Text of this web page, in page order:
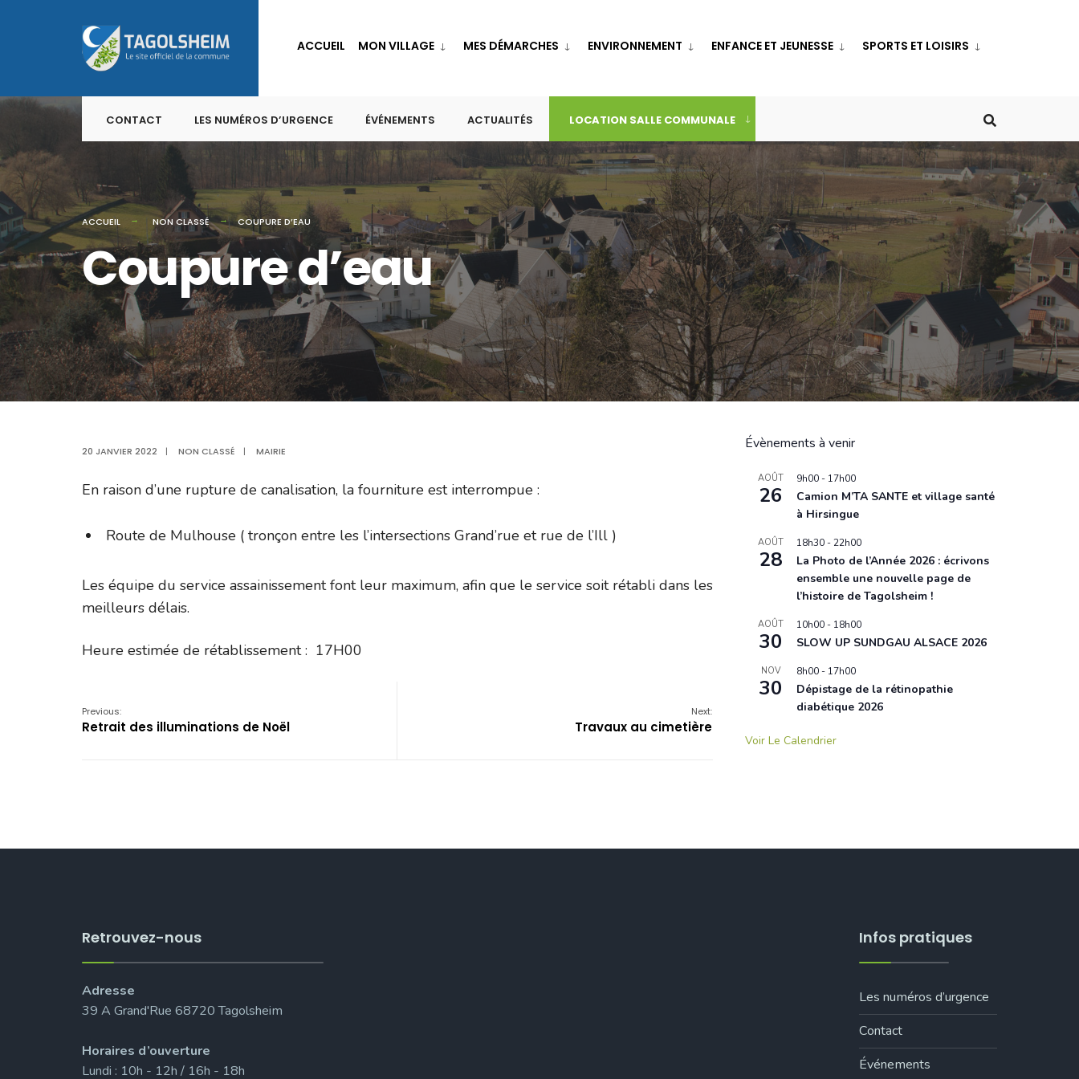
to
content
ACCUEIL MON VILLAGE MES DÉMARCHES ENVIRONNEMENT ENFANCE ET JEUNESSE SPORTS ET LOISIRS
CONTACT LES NUMÉROS D’URGENCE ÉVÉNEMENTS ACTUALITÉS LOCATION SALLE COMMUNALE
ACCUEIL NON CLASSÉ COUPURE D’EAU
Coupure d’eau
20 JANVIER 2022 | NON CLASSÉ | MAIRIE
En raison d’une rupture de canalisation, la fourniture est interrompue :
Route de Mulhouse ( tronçon entre les l’intersections Grand’rue et rue de l’Ill )
Les équipe du service assainissement font leur maximum, afin que le service soit rétabli dans les
meilleurs délais.
Heure estimée de rétablissement : 17H00
Previous:
Retrait des illuminations de Noël
Next:
Travaux au cimetière
Évènements à venir
AOÛT
26
9h00 - 17h00
Camion M’TA SANTE et village santé
à Hirsingue
AOÛT
28
18h30 -22h00
La Photo de l’Année 2026 : écrivons
ensemble une nouvelle page de
l’histoire de Tagolsheim !
AOÛT
30
10h00 - 18h00
SLOW UP SUNDGAU ALSACE 2026
NOV
30
8h00 - 17h00
Dépistage de la rétinopathie
diabétique 2026
Voir Le Calendrier
Retrouvez-nous
Adresse
39 A Grand'Rue 68720 Tagolsheim
Horaires d’ouverture
Lundi : 10h - 12h / 16h - 18h
Infos pratiques
Les numéros d’urgence
Contact
Événements